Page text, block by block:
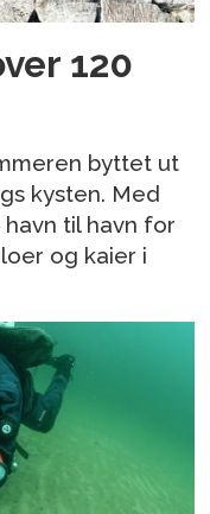
120
byttet ut
kysten. Med
til havn for
og kaier i